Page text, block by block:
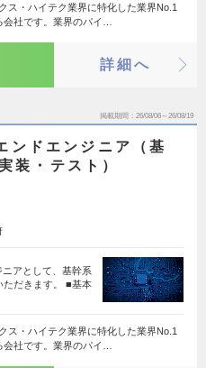
ス・ハイテク業界に特化した業界No.1
社です。業界のパイ…
詳細へ
掲載期間 26/08/06～26/08/19
ンドエンジニア（基
装・テスト）
アとして、基幹系
ただきます。 ■基本
ス・ハイテク業界に特化した業界No.1
社です。業界のパイ…